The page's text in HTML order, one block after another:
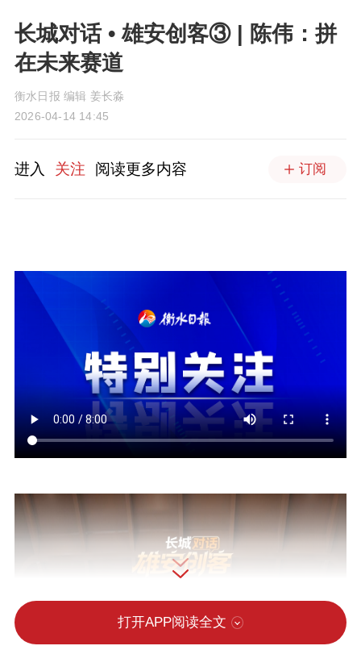
长城对话 • 雄安创客③ | 陈伟：拼
在未来赛道
衡水日报 编辑 姜长淼
2026-04-14 14:45
进入 关注 阅读更多内容 订阅
打开APP阅读全文